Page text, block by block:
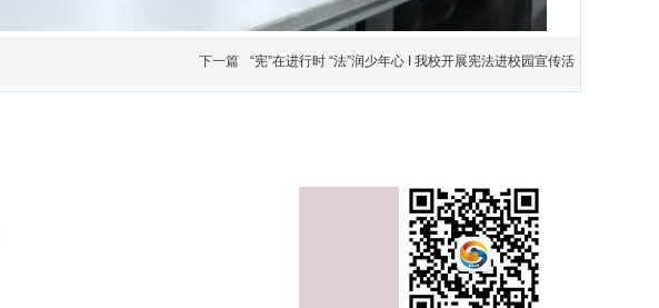
下一篇 “宪”在进行时 “法”润少年心 I 我校开展宪法进校园宣传活